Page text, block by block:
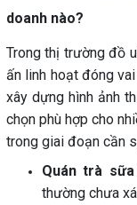
doanh nào?
Trong thị trường đồ
ấn linh hoạt đóng
xây dựng hình ảnh
chọn phù hợp cho
trong giai đoạn cần
Quán trà
thường chưa